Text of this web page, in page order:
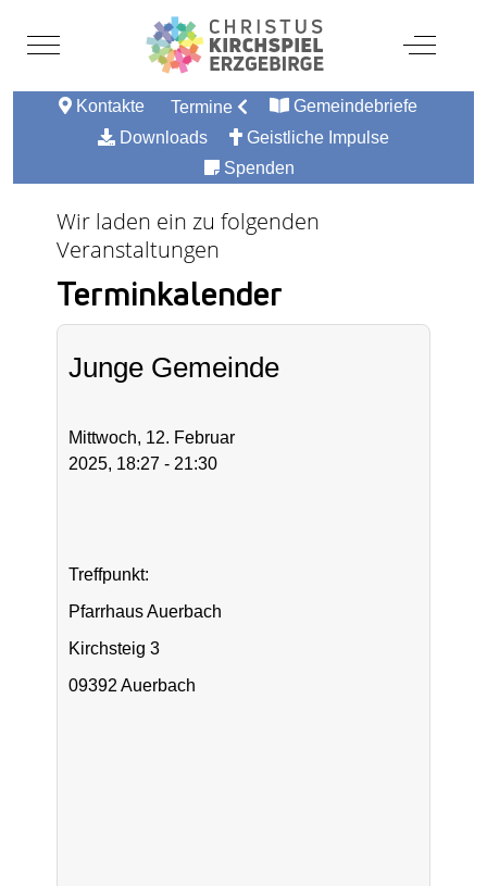
Mobile Menu Toggle Off-
Kontakte Termine
Gemeindebriefe
Downloads
Geistliche Impulse
Spenden
Wir laden ein zu folgenden
Veranstaltungen
Terminkalender
Junge Gemeinde
Mittwoch, 12. Februar
2025, 18:27 - 21:30
Treffpunkt:
Pfarrhaus Auerbach
Kirchsteig 3
09392 Auerbach